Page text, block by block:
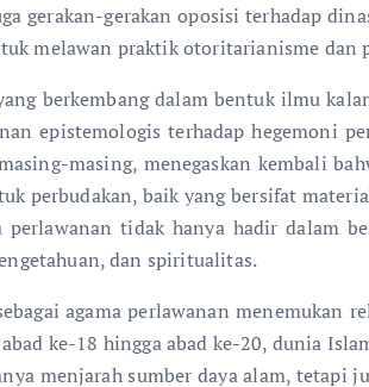
gerakan-gerakan oposisi terhadap
melawan praktik otoritarianisme dan
berkembang dalam bentuk ilmu
epistemologis terhadap hegemoni
masing, menegaskan kembali
perbudakan, baik yang bersifat
perlawanan tidak hanya hadir dalam
dan spiritualitas.
agama perlawanan menemukan
ke-18 hingga abad ke-20, dunia
menjarah sumber daya alam, tetapi